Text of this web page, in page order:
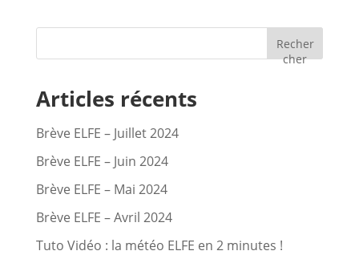
Recher
cher
Articles récents
Brève ELFE – Juillet 2024
Brève ELFE – Juin 2024
Brève ELFE – Mai 2024
Brève ELFE – Avril 2024
Tuto Vidéo : la météo ELFE en 2 minutes !